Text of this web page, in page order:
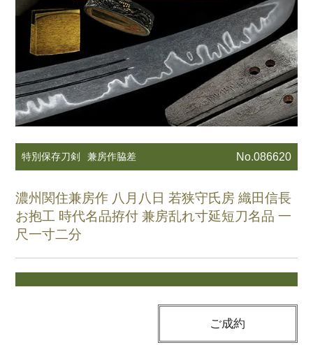
特別保存刀剣 兼房作脇差 No.086620
濃州関住兼房作 八月八日 若狭守氏房 織田信長
お抱工 時代名品拵付 兼房乱れ寸延短刀名品 一
尺一寸二分
ご成約